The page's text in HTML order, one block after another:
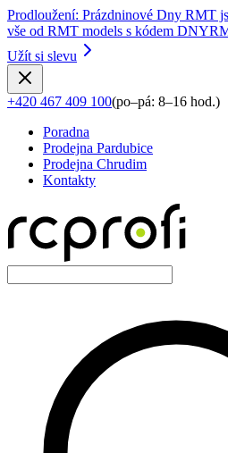
Prodloužení: Prázdninové Dny RMT
vše od RMT models s kódem
Užít si slevu
+420 467 409 100(po–pá: 8–16 hod.)
Poradna
Prodejna Pardubice
Prodejna Chrudim
Kontakty